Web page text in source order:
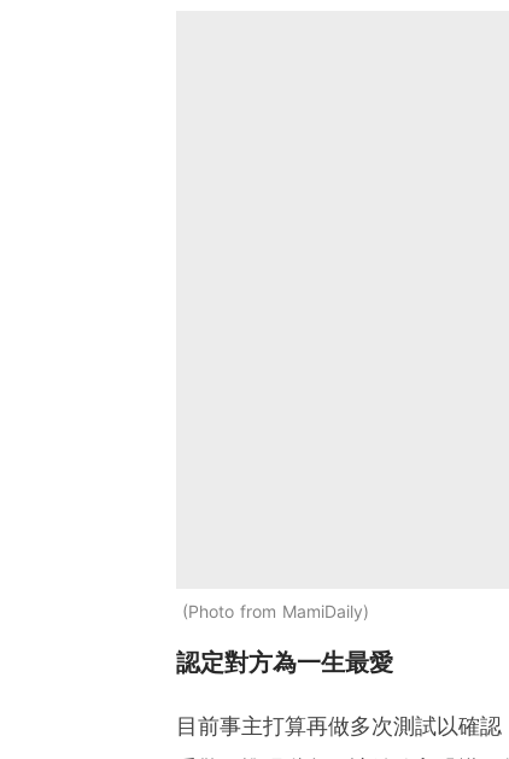
Photo from MamiDaily
認定對方為一生最愛
目前事主打算再做多次測試以確